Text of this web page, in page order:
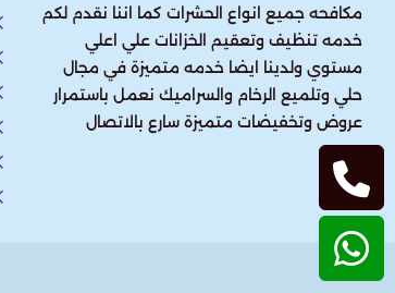
مكافحه جميع انواع الحشرات كما اننا نقدم لكم
خدمه تنظيف وتعقيم الخزانات علي اعلي
مستوي ولدينا ايضا خدمه متميزة في مجال
حلي وتلميع الرخام والسراميك نعمل باستمرار
عروض وتخفيضات متميزة سارع بالاتصال